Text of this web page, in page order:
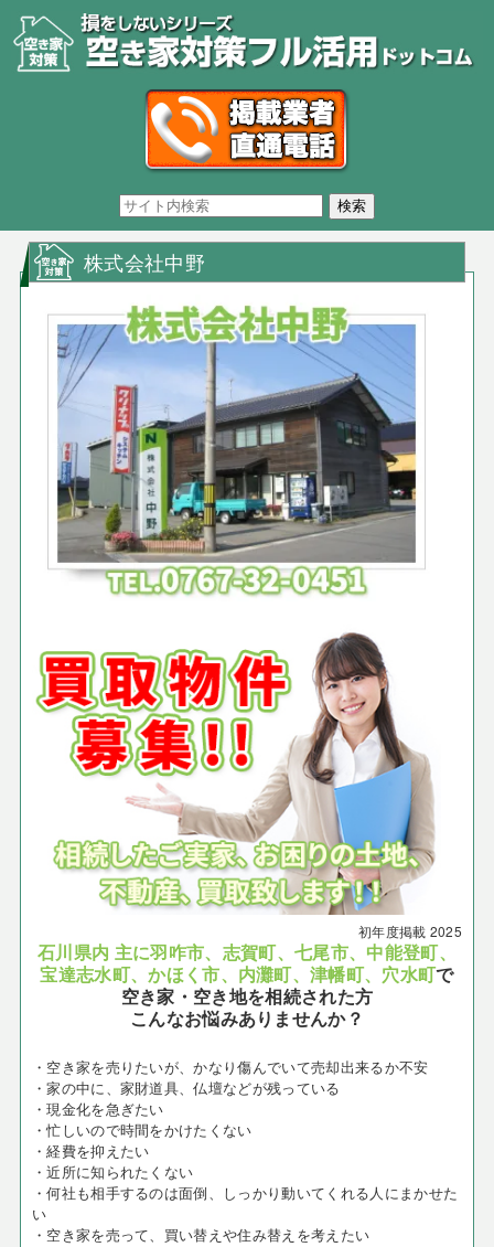
株式会社中野
初年度掲載 2025
石川県内 主に羽咋市、志賀町、七尾市、中能登町、
宝達志水町、かほく市、内灘町、津幡町、穴水町で
空き家・空き地を相続された方
こんなお悩みありませんか？
・空き家を売りたいが、かなり傷んでいて売却出来るか不安
・家の中に、家財道具、仏壇などが残っている
・現金化を急ぎたい
・忙しいので時間をかけたくない
・経費を抑えたい
・近所に知られたくない
・何社も相手するのは面倒、しっかり動いてくれる人にまかせた
い
・空き家を売って、買い替えや住み替えを考えたい